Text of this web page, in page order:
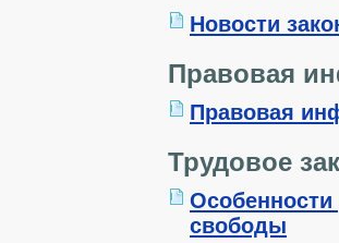
Новости
Правовая
Правовая
Трудовое
Особенности
свободы